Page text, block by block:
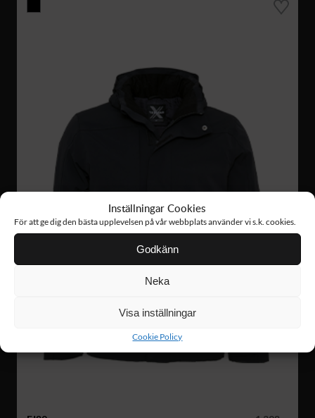
Inställningar Cookies
För att ge dig den bästa upplevelsen på vår webbplats använder vi s.k. cookies.
Godkänn
Neka
Visa inställningar
Cookie Policy